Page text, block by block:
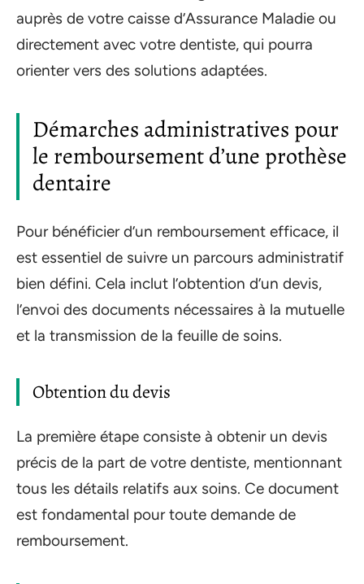
auprès de votre caisse d’Assurance Maladie ou
directement avec votre dentiste, qui pourra
orienter vers des solutions adaptées.
Démarches administratives pour
le remboursement d’une prothèse
dentaire
Pour bénéficier d’un remboursement efficace, il
est essentiel de suivre un parcours administratif
bien défini. Cela inclut l’obtention d’un devis,
l’envoi des documents nécessaires à la mutuelle
et la transmission de la feuille de soins.
Obtention du devis
La première étape consiste à obtenir un devis
précis de la part de votre dentiste, mentionnant
tous les détails relatifs aux soins. Ce document
est fondamental pour toute demande de
remboursement.